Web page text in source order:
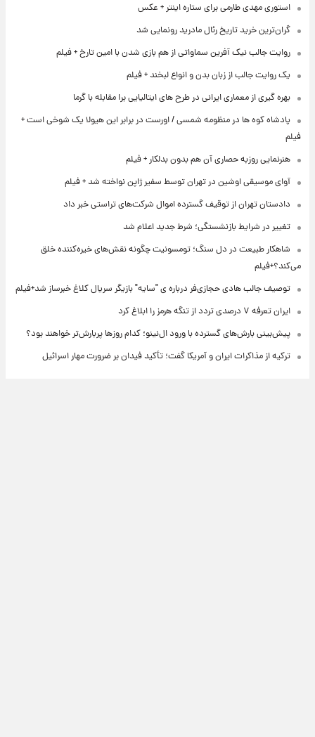
استوری مهدی طارمی برای ستاره اینتر + عکس
گران‌ترین خرید تاریخ رئال مادرید رونمایی شد
روایت جالب نیک آفرین سماواتی از هم بازی شدن با امین تارخ + فیلم
یک روایت جالب از زبان بدن و انواع لبخند + فیلم
بهره گیری از معماری ایرانی در طرح های ایتالیایی برا مقابله با گرما
پادشاه کوه ها در منظومه شمسی / اورست در برابر این هیولا یک شوخی است +
فیلم
هنرنمایی روزبه حصاری آن هم بدون بدلکار + فیلم
آوای موسیقی اوشین در تهران توسط سفیر ژاپن نواخته شد + فیلم
دادستان تهران از توقیف گسترده اموال شرکت‌های تراستی خبر داد
تغییر در شرایط بازنشستگی؛ شرط جدید اعلام شد
شاهکار طبیعت در دل سنگ؛ تومسونیت چگونه نقش‌های خیره‌کننده خلق
می‌کند؟+فیلم
توصیف جالب هادی حجازی‌فر درباره ی "سایه" بازیگر سریال کلاغ خبرساز شد+فیلم
ایران تعرفه ۷ درصدی تردد از تنگه هرمز را ابلاغ کرد
پیش‌بینی بارش‌های گسترده با ورود ال‌نینو؛ کدام روزها پربارش‌تر خواهند بود؟
ترکیه از مذاکرات ایران و آمریکا گفت؛ تأکید فیدان بر ضرورت مهار اسرائیل